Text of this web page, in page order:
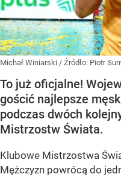
Michał Winiarski / Źródło: Piotr
To już oficjalne!
gościć najlepsze
podczas dwóch
Mistrzostw Świata.
Klubowe Mistrzostwa
Mężczyzn powrócą do